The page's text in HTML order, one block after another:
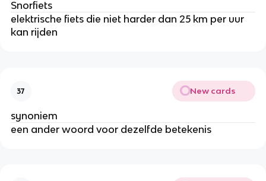
Snorfiets
elektrische fiets die niet harder dan 25 km per uur
kan rijden
37 New cards
synoniem
een ander woord voor dezelfde betekenis